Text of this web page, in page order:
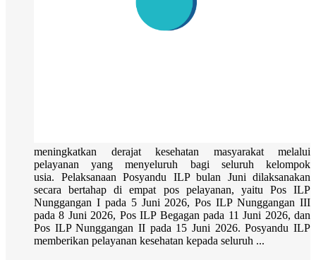
meningkatkan derajat kesehatan masyarakat melalui
pelayanan yang menyeluruh bagi seluruh kelompok
usia. Pelaksanaan Posyandu ILP bulan Juni dilaksanakan
secara bertahap di empat pos pelayanan, yaitu Pos ILP
Nunggangan I pada 5 Juni 2026, Pos ILP Nunggangan III
pada 8 Juni 2026, Pos ILP Begagan pada 11 Juni 2026, dan
Pos ILP Nunggangan II pada 15 Juni 2026. Posyandu ILP
memberikan pelayanan kesehatan kepada seluruh ...